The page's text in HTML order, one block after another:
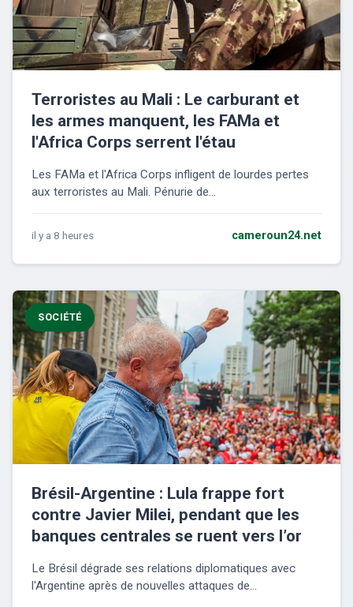
Terroristes au Mali : Le carburant et
les armes manquent, les FAMa et
l'Africa Corps serrent l'étau
Les FAMa et l'Africa Corps infligent de lourdes pertes
aux terroristes au Mali. Pénurie de...
il y a 8 heures cameroun24.net
SOCIÉTÉ
Brésil-Argentine : Lula frappe fort
contre Javier Milei, pendant que les
banques centrales se ruent vers l’or
Le Brésil dégrade ses relations diplomatiques avec
l'Argentine après de nouvelles attaques de...